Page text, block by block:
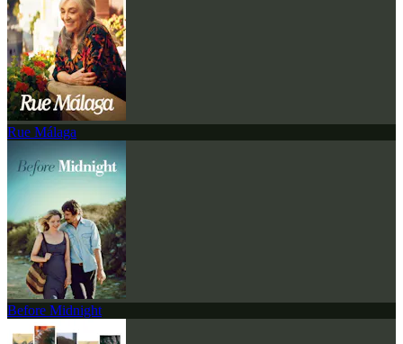
Rue Málaga
Before Midnight